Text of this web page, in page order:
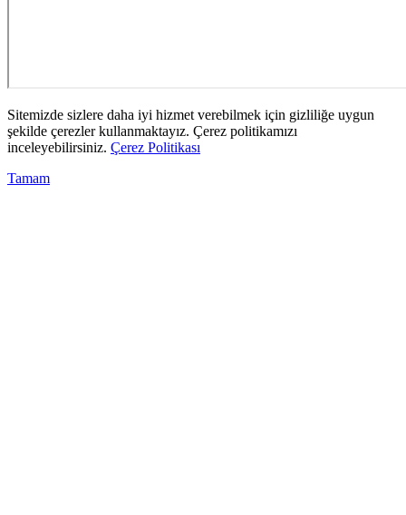
Sitemizde sizlere daha iyi hizmet verebilmek için gizliliğe uygun
şekilde çerezler kullanmaktayız. Çerez politikamızı
inceleyebilirsiniz. Çerez Politikası
Tamam